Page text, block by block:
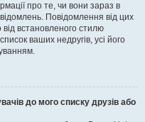
про те, чи вони зараз в
Повідомлення від цих
від встановленого стилю
ваших недругів, усі його
до мого списку друзів або